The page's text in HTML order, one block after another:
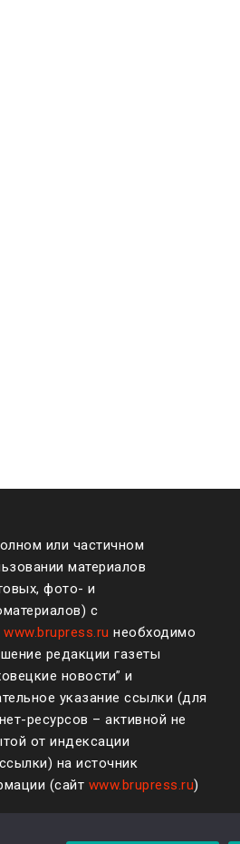
или частичном
материалов
фото- и
с
www.brupress.ru необходимо
редакции газеты
новости” и
указание ссылки (для
ресурсов – активной не
от индексации
на источник
(сайт www.brupress.ru)